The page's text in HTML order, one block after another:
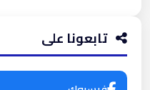
تابعونا على